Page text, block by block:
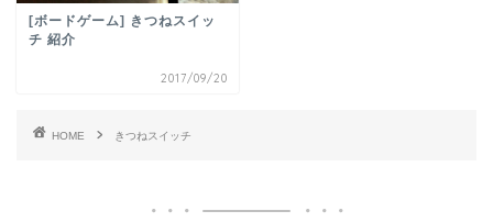
[ボードゲーム] きつねスイッ
チ 紹介
2017/09/20
HOME きつねスイッチ